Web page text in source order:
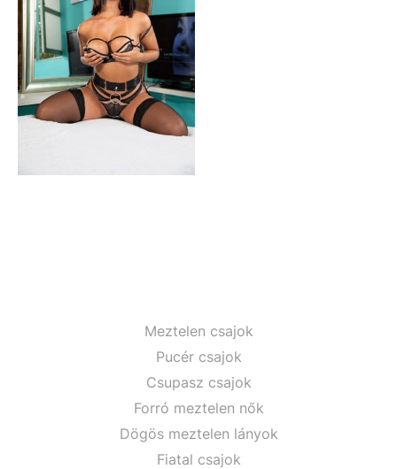
Meztelen csajok
Pucér csajok
Csupasz csajok
Forró meztelen nők
Dögös meztelen lányok
Fiatal csajok